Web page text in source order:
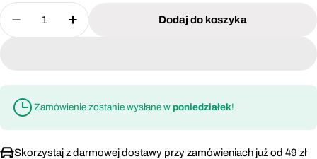
Ilość
Zmniejsz ilość dla Wiertła stopniowe do metalu
Zwiększ ilość dla Wiertła stopniowe do
Dodaj do koszyka
Zamówienie zostanie wysłane w poniedziałek!
Skorzystaj z darmowej dostawy przy zamówieniach już od 49 zł